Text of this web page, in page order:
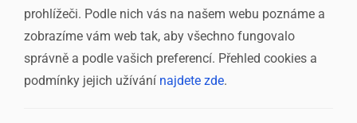
prohlížeči. Podle nich vás na našem webu poznáme a
zobrazíme vám web tak, aby všechno fungovalo
správně a podle vašich preferencí. Přehled cookies a
podmínky jejich užívání najdete zde.